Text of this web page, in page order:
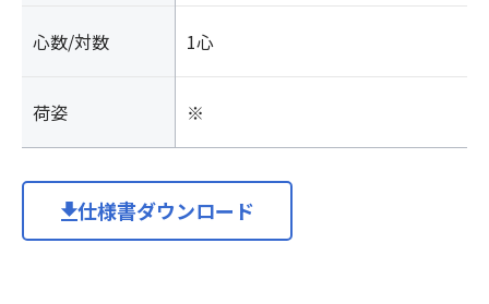
心数/対数 1心
荷姿 ※
仕様書ダウンロード